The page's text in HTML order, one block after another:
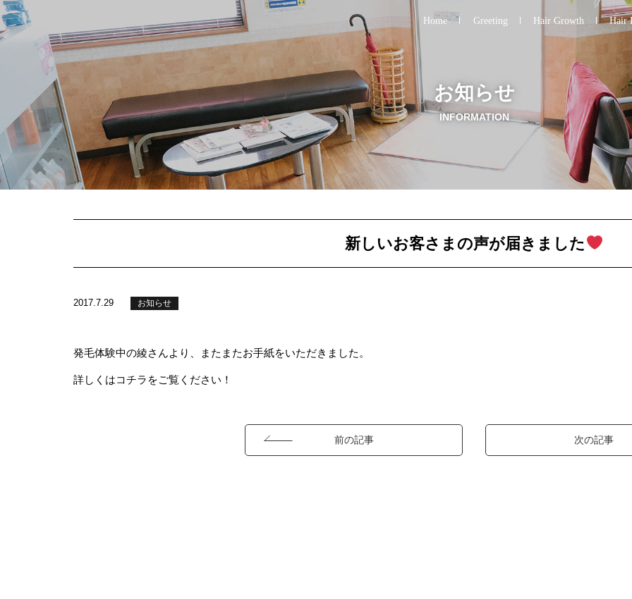
Home Greeting Hair Growth Hair
お知らせ
INFORMATION
新しいお客さまの声が届きました
2017.7.29 お知らせ
発毛体験中の綾さんより、またまたお手紙をいただきました。
詳しくはコチラ をご覧ください！
前の記事 次の記事